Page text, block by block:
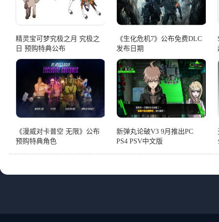
精灵宝可梦究极之月 究极之
日 预购特典公布
《生化危机7》公布免费DLC
发布日期
《漫威对卡普空 无限》公布
预购特典角色
新弹丸论破V3 9月推出PC
PS4 PSV中文版